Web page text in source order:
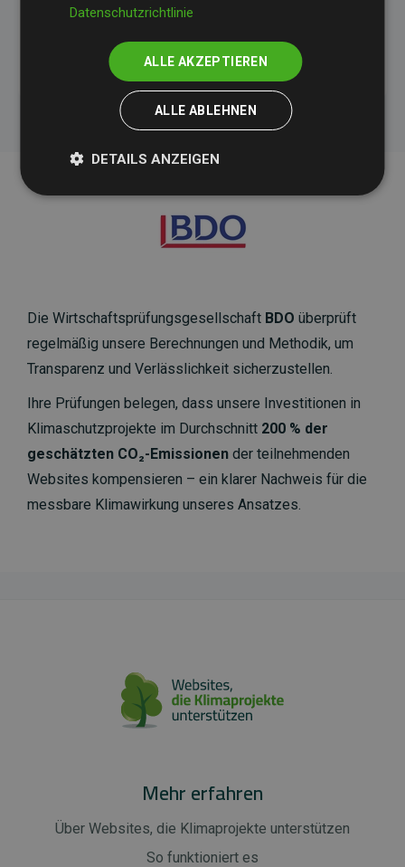
Initiative Websites, die Klimaprojekte unterstützen
Die Wirtschaftsprüfungsgesellschaft BDO überprüft
regelmäßig unsere Berechnungen und Methodik, um
Transparenz und Verlässlichkeit sicherzustellen.
Ihre Prüfungen belegen, dass unsere Investitionen in
Klimaschutzprojekte im Durchschnitt 200 % der
geschätzten CO₂-Emissionen der teilnehmenden
Websites kompensieren – ein klarer Nachweis für die
messbare Klimawirkung unseres Ansatzes.
Mehr erfahren
Über Websites, die Klimaprojekte unterstützen
So funktioniert es
Datenschutzrichtlinie
ALLE AKZEPTIEREN
ALLE ABLEHNEN
DETAILS ANZEIGEN